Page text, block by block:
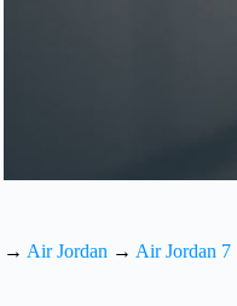
→ Air Jordan → Air Jordan 7